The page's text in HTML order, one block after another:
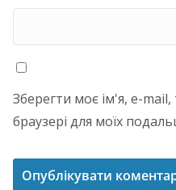
Зберегти моє ім'я, e-
браузері для моїх